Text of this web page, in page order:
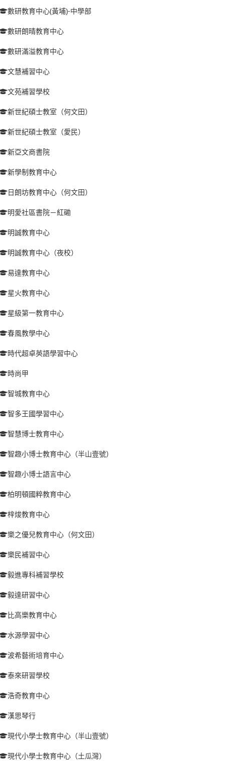
數研教育中心(黃埔)-中學部
數研朗晴教育中心
數研滿溢教育中心
文慧補習中心
文苑補習學校
新世紀碩士教室（何文田）
新世紀碩士教室（愛民）
新亞文商書院
新學制教育中心
日朗坊教育中心（何文田）
明愛社區書院－紅磡
明誠教育中心
明誠教育中心（夜校）
易達教育中心
星火教育中心
星級第一教育中心
春風教學中心
時代超卓英語學習中心
時尚甲
智城教育中心
智多王國學習中心
智慧博士教育中心
智趣小博士教育中心（半山壹號）
智趣小博士語言中心
柏明頓國粹教育中心
梓焌教育中心
樂之優兒教育中心（何文田）
樂民補習中心
毅進專科補習學校
毅達研習中心
比高樂教育中心
水源學習中心
波希藝術培育中心
泰來研習學校
浩奇教育中心
漢思琴行
現代小學士教育中心（半山壹號）
現代小學士教育中心（土瓜灣）